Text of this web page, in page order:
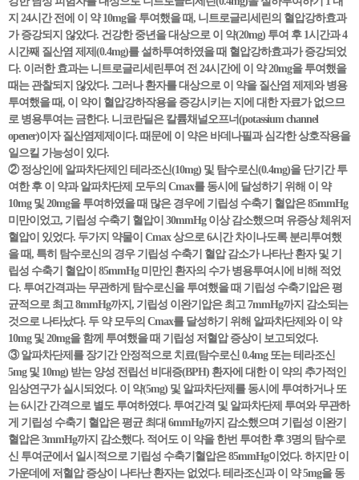
지 24시간 전에 이 약 10mg을 투여했을 때, 니트로글리세린의 혈압강하효과
가 증강되지 않았다. 건강한 중년을 대상으로 이 약(20mg) 투여 후 1시간과 4
시간째 질산염 제제(0.4mg)를 설하투여하였을 때 혈압강하효과가 증강되었
다. 이러한 효과는 니트로글리세린투여 전 24시간에 이 약 20mg을 투여했을
때는 관찰되지 않았다. 그러나 환자를 대상으로 이 약을 질산염 제제와 병용
투여했을 때, 이 약이 혈압강하작용을 증강시키는 지에 대한 자료가 없으므
로 병용투여는 금한다. 니코란딜은 칼륨채널오프너(potassium channel
opener)이자 질산염제제이다. 때문에 이 약은 바데나필과 심각한 상호작용을
일으킬 가능성이 있다.
② 정상인에 알파차단제인 테라조신(10mg) 및 탐수로신(0.4mg)을 단기간 투
여한 후 이 약과 알파차단제 모두의 Cmax를 동시에 달성하기 위해 이 약
10mg 및 20mg을 투여하였을 때 많은 경우에 기립성 수축기 혈압은 85mmHg
미만이었고, 기립성 수축기 혈압이 30mmHg 이상 감소했으며 유증상 체위저
혈압이 있었다. 두가지 약물이 Cmax 상으로 6시간 차이나도록 분리투여했
을 때, 특히 탐수로신의 경우 기립성 수축기 혈압 감소가 나타난 환자 및 기
립성 수축기 혈압이 85mmHg 미만인 환자의 수가 병용투여시에 비해 적었
다. 투여간격과는 무관하게 탐수로신을 투여했을 때 기립성 수축기압은 평
균적으로 최고 8mmHg까지, 기립성 이완기압은 최고 7mmHg까지 감소되는
것으로 나타났다. 두 약 모두의 Cmax를 달성하기 위해 알파차단제와 이 약
10mg 및 20mg을 함께 투여했을 때 기립성 저혈압 증상이 보고되었다.
③ 알파차단제를 장기간 안정적으로 치료(탐수로신 0.4mg 또는 테라조신
5mg 및 10mg) 받는 양성 전립선 비대증(BPH) 환자에 대한 이 약의 추가적인
임상연구가 실시되었다. 이 약(5mg) 및 알파차단제를 동시에 투여하거나 또
는 6시간 간격으로 별도 투여하였다. 투여간격 및 알파차단제 투여와 무관하
게 기립성 수축기 혈압은 평균 최대 6mmHg까지 감소했으며 기립성 이완기
혈압은 3mmHg까지 감소했다. 적어도 이 약을 한번 투여한 후 3명의 탐수로
신 투여군에서 일시적으로 기립성 수축기혈압은 85mmHg이었다. 하지만 이
가운데에 저혈압 증상이 나타난 환자는 없었다. 테라조신과 이 약 5mg을 동